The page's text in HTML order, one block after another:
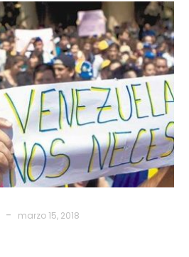
¿Qué
Hacer?
- marzo 15, 2018